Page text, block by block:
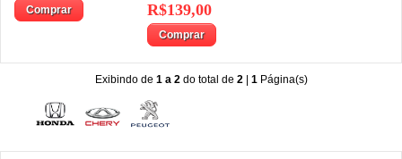
Comprar R$139,00
Comprar
Exibindo de 1 a 2do total de 2| 1Página(s)